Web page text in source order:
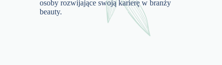
osoby rozwijające swoją karierę w branży
beauty.